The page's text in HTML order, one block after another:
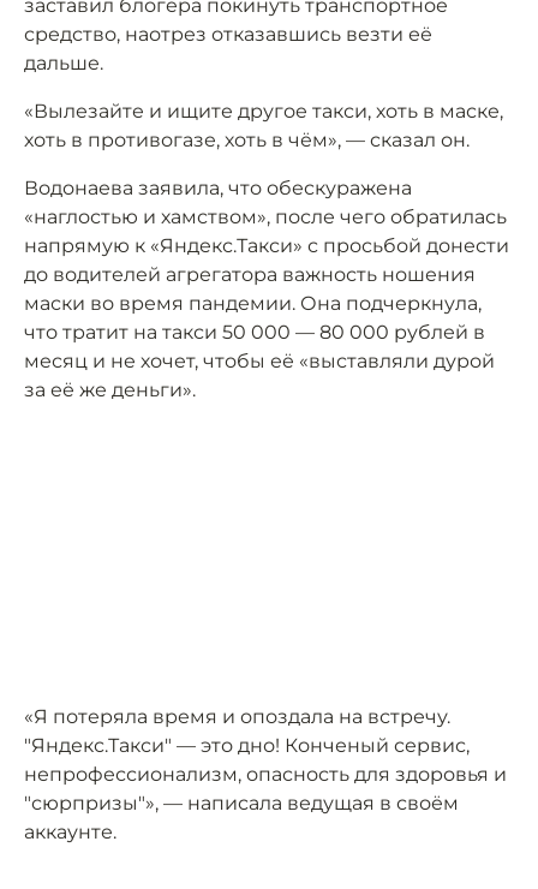
заставил блогера покинуть транспортное
средство, наотрез отказавшись везти её
дальше.
«Вылезайте и ищите другое такси, хоть в маске,
хоть в противогазе, хоть в чём», — сказал он.
Водонаева заявила, что обескуражена
«наглостью и хамством», после чего обратилась
напрямую к «Яндекс.Такси» с просьбой донести
до водителей агрегатора важность ношения
маски во время пандемии. Она подчеркнула,
что тратит на такси 50 000 — 80 000 рублей в
месяц и не хочет, чтобы её «выставляли дурой
за её же деньги».
«Я потеряла время и опоздала на встречу.
"Яндекс.Такси" — это дно! Конченый сервис,
непрофессионализм, опасность для здоровья и
"сюрпризы"», — написала ведущая в своём
аккаунте.